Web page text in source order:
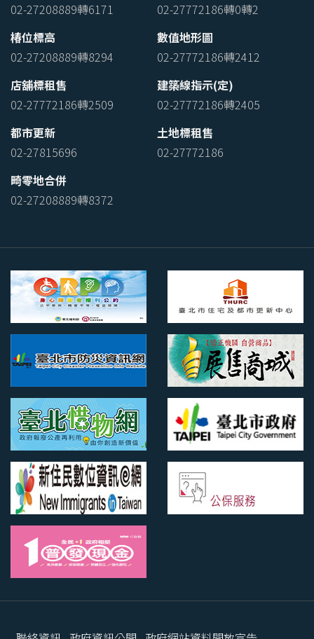
02-27208889轉6171
02-27772186轉0轉2
椿位標高
02-27208889轉8294
數值地形圖
02-27772186轉2412
店舖標租售
02-27772186轉2509
建築線指示(定)
02-27772186轉2405
都市更新
02-27815696
土地標租售
02-27772186
畸零地合併
02-27208889轉8372